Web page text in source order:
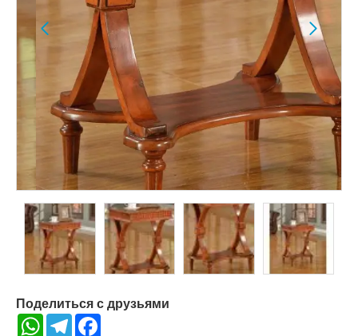
Поделиться с друзьями
WhatsAppTelegram